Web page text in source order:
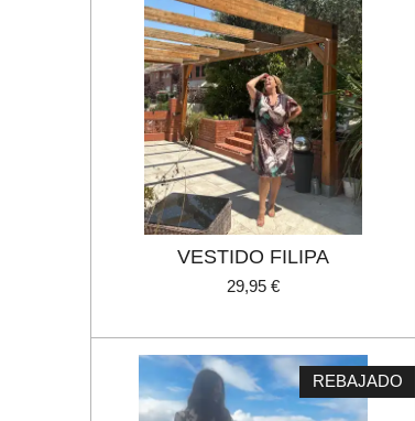
VESTIDO FILIPA
29,95 €
REBAJADO